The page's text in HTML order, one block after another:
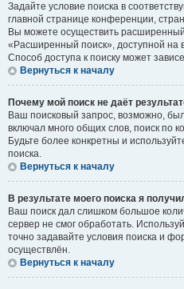
Задайте условие поиска в
главной странице конференции,
Вы можете осуществить
«Расширенный поиск», доступной на
Способ доступа к поиску может
Вернуться к началу
Почему мой поиск не даёт
Ваш поисковый запрос, возможно,
включал много общих слов, поиск по
Будьте более конкретны и
поиска.
Вернуться к началу
В результате моего поиска я
Ваш поиск дал слишком большое
сервер не смог обработать.
точно задавайте условия поиска и
осуществлён.
Вернуться к началу